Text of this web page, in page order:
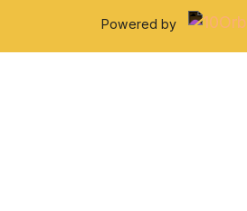
Powered by